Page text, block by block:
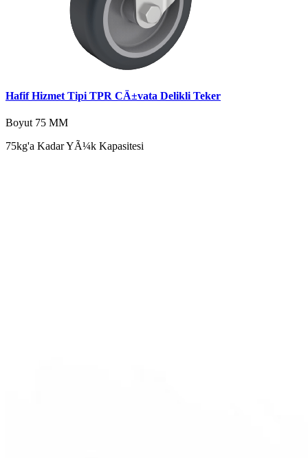
Hafif Hizmet Tipi TPR CÄ±vata Delikli Teker
Boyut 75 MM
75kg'a Kadar YÃ¼k Kapasitesi